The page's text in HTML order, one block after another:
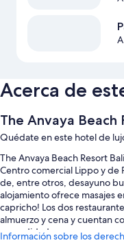
Acerca de
The Anvaya Beach
Quédate en este hotel de
The Anvaya Beach Resort
Centro comercial Lippo y de
de, entre otros, desayuno
alojamiento ofrece masajes
capricho! Los dos
almuerzo y cena y cuentan
comodidades como un
Información sobre los